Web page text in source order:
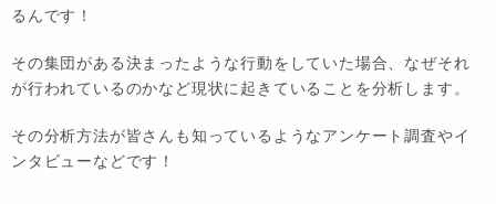
るんです！
その集団がある決まったような行動をしていた場合、なぜそれ
が行われているのかなど現状に起きていることを分析します。
その分析方法が皆さんも知っているようなアンケート調査やイ
ンタビューなどです！